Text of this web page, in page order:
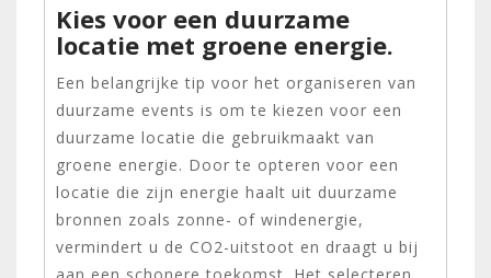
Kies voor een duurzame
locatie met groene energie.
Een belangrijke tip voor het organiseren van
duurzame events is om te kiezen voor een
duurzame locatie die gebruikmaakt van
groene energie. Door te opteren voor een
locatie die zijn energie haalt uit duurzame
bronnen zoals zonne- of windenergie,
vermindert u de CO2-uitstoot en draagt u bij
aan een schonere toekomst. Het selecteren